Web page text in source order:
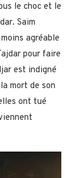
le choc et le
Saim
agréable
pour faire
est indigné
mort de son
ont tué